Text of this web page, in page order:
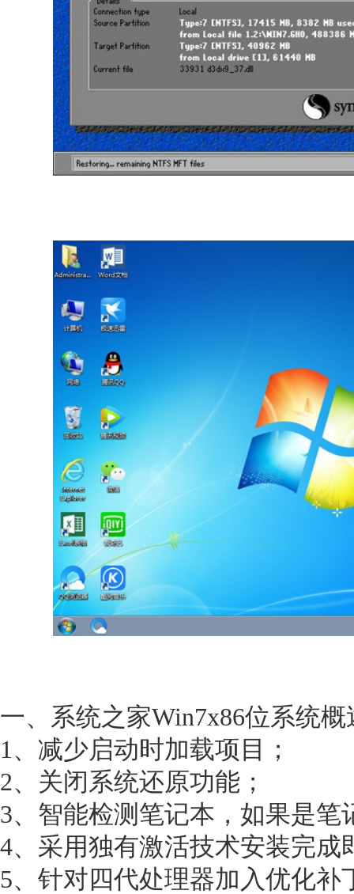
一、系统之家Win7x86位系统概
1、减少启动时加载项目；
2、关闭系统还原功能；
3、智能检测笔记本，如果是
4、采用独有激活技术安装完成
5、针对四代处理器加入优化补